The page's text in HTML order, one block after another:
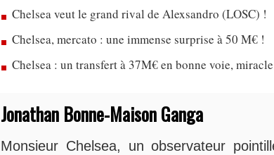
Chelsea veut le grand rival de Alexsandro (LOSC) !
Chelsea, mercato : une immense surprise à 50 M€ !
Chelsea : un transfert à 37M€ en bonne voie,
Jonathan Bonne-Maison Ganga
Monsieur Chelsea, un observateur